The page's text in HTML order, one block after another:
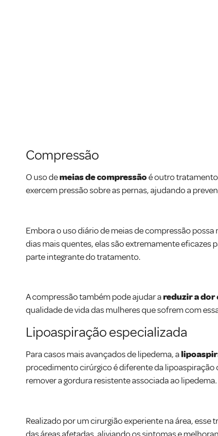
Compressão
O uso demeias de compressãoé outro
exercem pressão sobre as pernas, ajudando a
Embora o uso diário de meias de compressão
dias mais quentes, elas são extremamente eficazes
parte integrante do tratamento.
A compressão também pode ajudar areduzir a dor
qualidade de vida das mulheres que sofrem com
Lipoaspiração especializada
Para casos mais avançados de lipedema, a
procedimento cirúrgico é diferente da
remover a gordura resistente associada ao lipedema.
Realizado por um cirurgião experiente na área,
das áreas afetadas, aliviando os sintomas e